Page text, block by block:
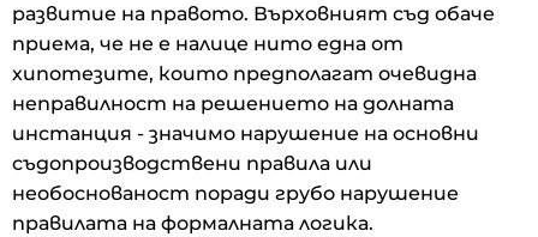
развитие на правото. Върховният съд обаче
приема, че не е налице нито една от
хипотезите, които предполагат очевидна
неправилност на решението на долната
инстанция - значимо нарушение на основни
съдопроизводствени правила или
необоснованост поради грубо нарушение
правилата на формалната логика.